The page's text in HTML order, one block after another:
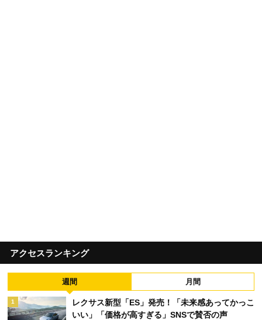
アクセスランキング
週間 月間
1
レクサス新型「ES」発売！「未来感あってかっこ
いい」「価格が高すぎる」SNSで賛否の声